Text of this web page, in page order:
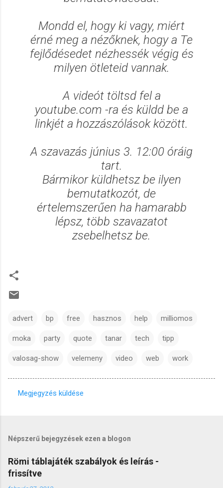
Mondd el, hogy ki vagy, miért
érné meg a nézőknek, hogy a Te
fejlődésedet nézhessék végig és
milyen ötleteid vannak.
A videót töltsd fel a
youtube.com -ra és küldd be a
linkjét a hozzászólások között.
A szavazás június 3. 12:00 óráig
tart.
Bármikor küldhetsz be ilyen
bemutatkozót, de
értelemszerűen ha hamarabb
lépsz, több szavazatot
zsebelhetsz be.
advert bp free hasznos help milliomos
moka party quote tanar tech tipp
valosag-show velemeny video web work
j
e
g
Megjegyzés küldése
Népszerű bejegyzések ezen a blogon
Römi táblajáték szabályok és leírás -
frissítve